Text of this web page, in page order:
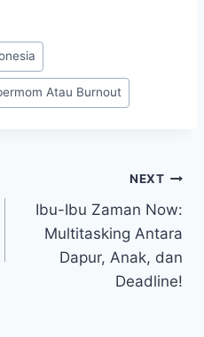
Atau Burnout
NEXT
Ibu-Ibu Zaman Now:
Multitasking Antara
Dapur, Anak, dan
Deadline!